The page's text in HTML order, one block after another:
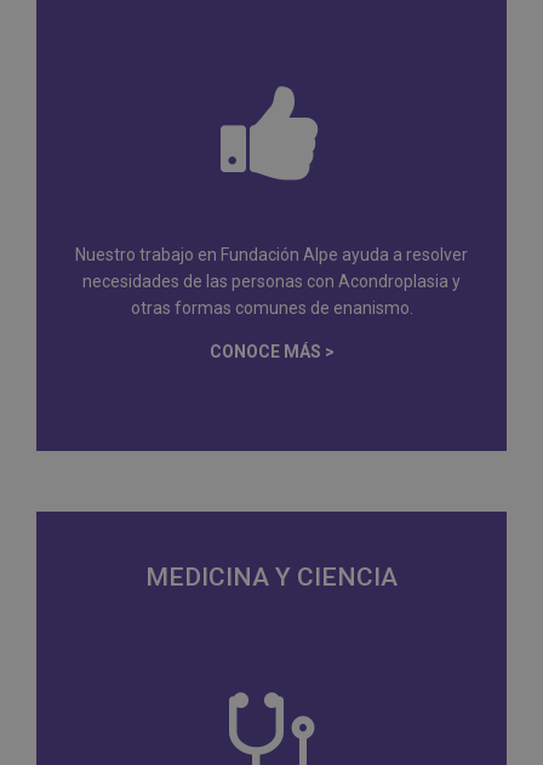
Nuestro trabajo en Fundación Alpe ayuda a resolver
necesidades de las personas con Acondroplasia y
otras formas comunes de enanismo.
CONOCE MÁS >
MEDICINA Y CIENCIA